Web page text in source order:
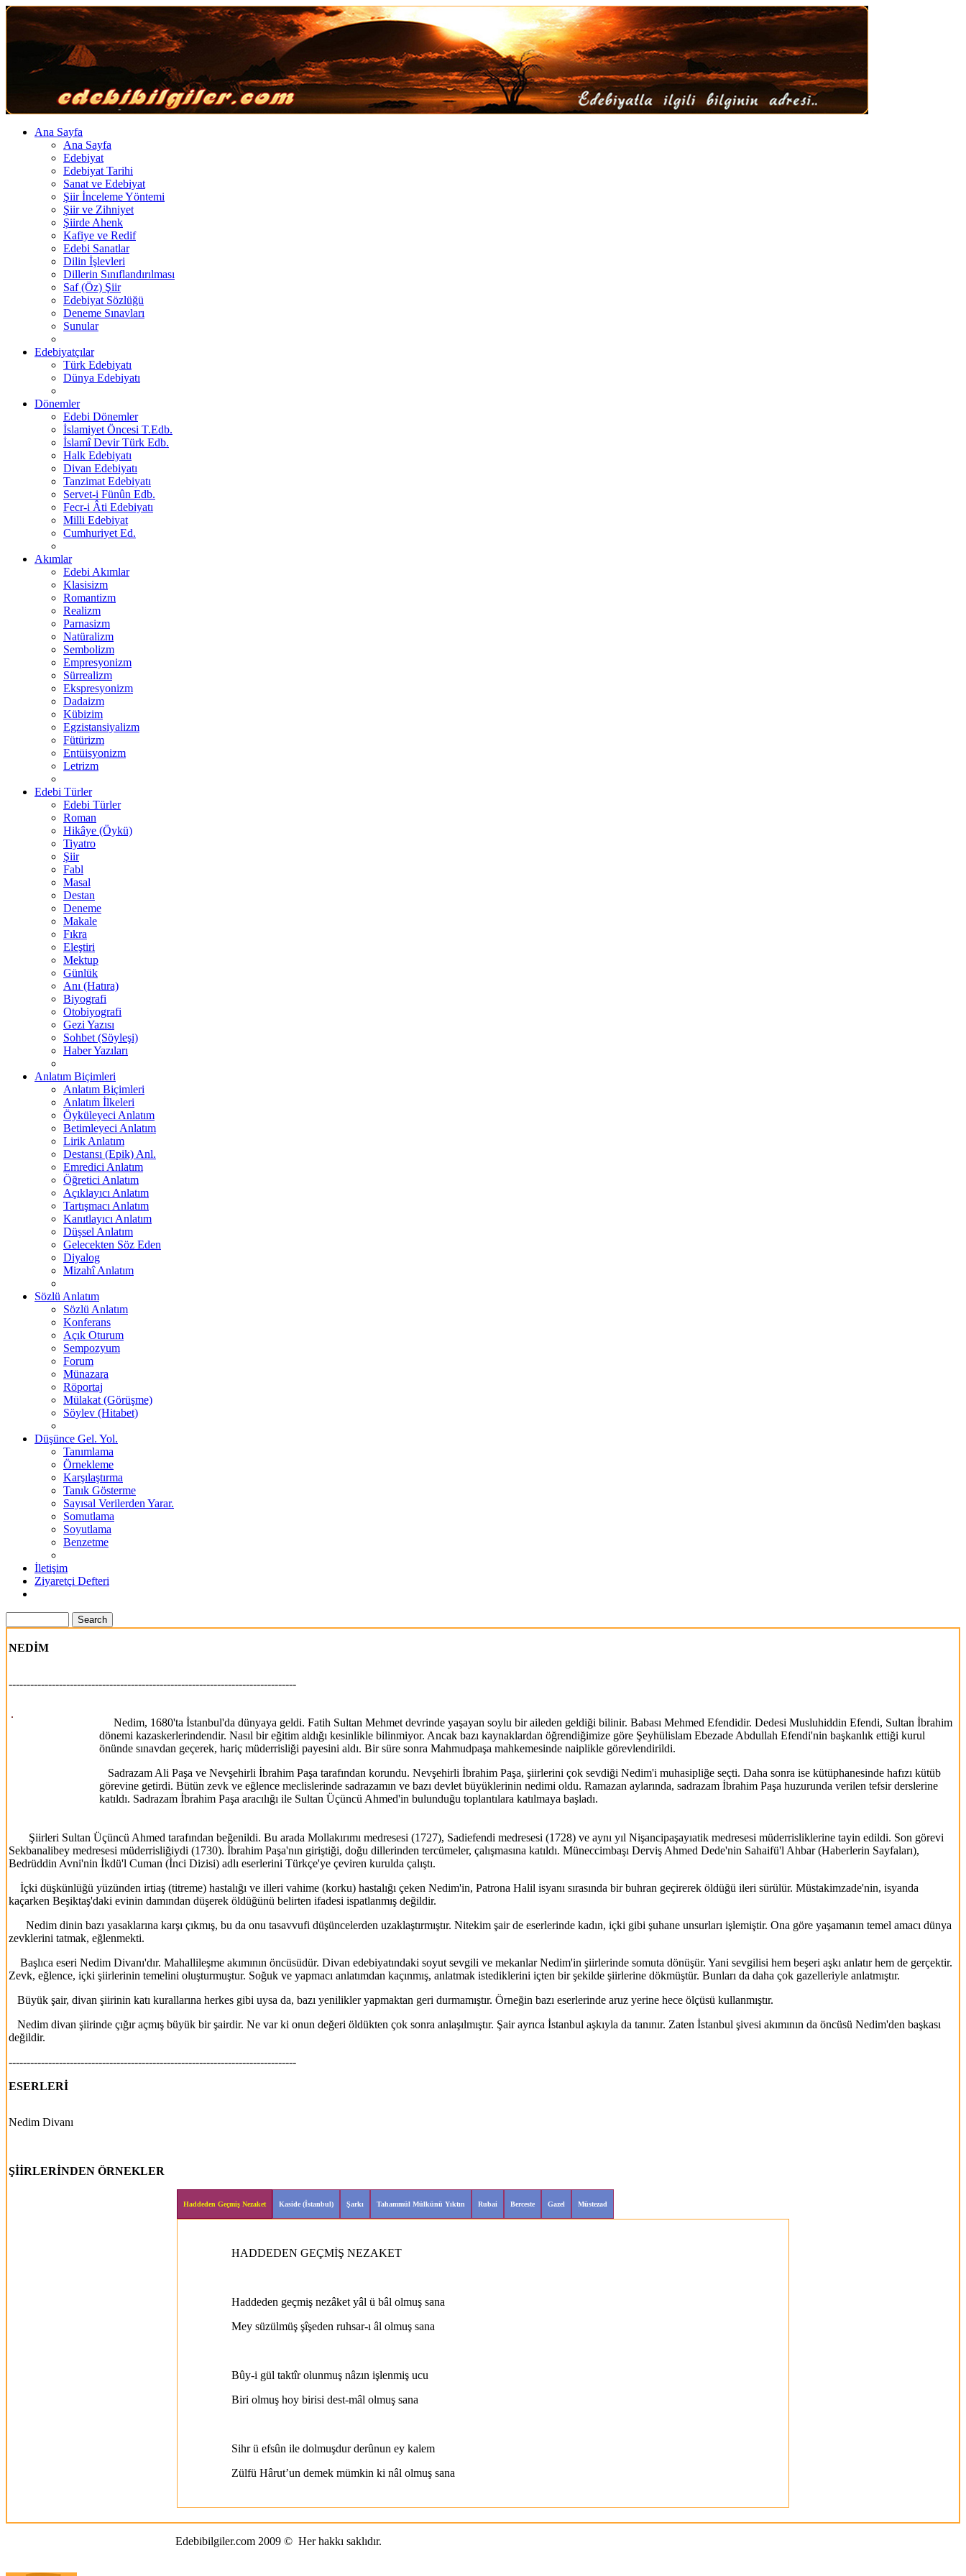
Ana Sayfa
Ana Sayfa
Edebiyat
Edebiyat Tarihi
Sanat ve Edebiyat
Şiir İnceleme Yöntemi
Şiir ve Zihniyet
Şiirde Ahenk
Kafiye ve Redif
Edebi Sanatlar
Dilin İşlevleri
Dillerin Sınıflandırılması
Saf (Öz) Şiir
Edebiyat Sözlüğü
Deneme Sınavları
Sunular
Edebiyatçılar
Türk Edebiyatı
Dünya Edebiyatı
Dönemler
Edebi Dönemler
İslamiyet Öncesi T.Edb.
İslamî Devir Türk Edb.
Halk Edebiyatı
Divan Edebiyatı
Tanzimat Edebiyatı
Servet-i Fünûn Edb.
Fecr-i Âti Edebiyatı
Milli Edebiyat
Cumhuriyet Ed.
Akımlar
Edebi Akımlar
Klasisizm
Romantizm
Realizm
Parnasizm
Natüralizm
Sembolizm
Empresyonizm
Sürrealizm
Ekspresyonizm
Dadaizm
Kübizim
Egzistansiyalizm
Fütürizm
Entüisyonizm
Letrizm
Edebi Türler
Edebi Türler
Roman
Hikâye (Öykü)
Tiyatro
Şiir
Fabl
Masal
Destan
Deneme
Makale
Fıkra
Eleştiri
Mektup
Günlük
Anı (Hatıra)
Biyografi
Otobiyografi
Gezi Yazısı
Sohbet (Söyleşi)
Haber Yazıları
Anlatım Biçimleri
Anlatım Biçimleri
Anlatım İlkeleri
Öyküleyeci Anlatım
Betimleyeci Anlatım
Lirik Anlatım
Destansı (Epik) Anl.
Emredici Anlatım
Öğretici Anlatım
Açıklayıcı Anlatım
Tartışmacı Anlatım
Kanıtlayıcı Anlatım
Düşsel Anlatım
Gelecekten Söz Eden
Diyalog
Mizahî Anlatım
Sözlü Anlatım
Sözlü Anlatım
Konferans
Açık Oturum
Sempozyum
Forum
Münazara
Röportaj
Mülakat (Görüşme)
Söylev (Hitabet)
Düşünce Gel. Yol.
Tanımlama
Örnekleme
Karşılaştırma
Tanık Gösterme
Sayısal Verilerden Yarar.
Somutlama
Soyutlama
Benzetme
İletişim
Ziyaretçi Defteri
NEDİM
--------------------------------------------------------------------------------
Nedim, 1680'ta İstanbul'da dünyaya geldi. Fatih Sultan Mehmet devrinde yaşayan soylu bir aileden geldiği bilinir. Babası Mehmed Efendidir. Dedesi Musluhiddin Efendi, Sultan İbrahim
dönemi kazaskerlerindendir. Nasıl bir eğitim aldığı kesinlikle bilinmiyor. Ancak bazı kaynaklardan öğrendiğimize göre Şeyhülislam Ebezade Abdullah Efendi'nin başkanlık ettiği kurul
önünde sınavdan geçerek, hariç müderrisliği payesini aldı. Bir süre sonra Mahmudpaşa mahkemesinde naiplikle görevlendirildi.
Sadrazam Ali Paşa ve Nevşehirli İbrahim Paşa tarafından korundu. Nevşehirli İbrahim Paşa, şiirlerini çok sevdiği Nedim'i muhasipliğe seçti. Daha sonra ise kütüphanesinde hafızı kütüb
görevine getirdi. Bütün zevk ve eğlence meclislerinde sadrazamın ve bazı devlet büyüklerinin nedimi oldu. Ramazan aylarında, sadrazam İbrahim Paşa huzurunda verilen tefsir derslerine
katıldı. Sadrazam İbrahim Paşa aracılığı ile Sultan Üçüncü Ahmed'in bulunduğu toplantılara katılmaya başladı.
Şiirleri Sultan Üçüncü Ahmed tarafından beğenildi. Bu arada Mollakırımı medresesi (1727), Sadiefendi medresesi (1728) ve aynı yıl Nişancipaşayıatik medresesi müderrisliklerine tayin edildi. Son görevi
Sekbanalibey medresesi müderrisliğiydi (1730). İbrahim Paşa'nın giriştiği, doğu dillerinden tercümeler, çalışmasına katıldı. Müneccimbaşı Derviş Ahmed Dede'nin Sahaifü'l Ahbar (Haberlerin Sayfaları),
Bedrüddin Avni'nin İkdü'l Cuman (İnci Dizisi) adlı eserlerini Türkçe'ye çeviren kurulda çalıştı.
İçki düşkünlüğü yüzünden irtiaş (titreme) hastalığı ve illeri vahime (korku) hastalığı çeken Nedim'in, Patrona Halil isyanı sırasında bir buhran geçirerek öldüğü ileri sürülür. Müstakimzade'nin, isyanda
kaçarken Beşiktaş'daki evinin damından düşerek öldüğünü belirten ifadesi ispatlanmış değildir.
Nedim dinin bazı yasaklarına karşı çıkmış, bu da onu tasavvufi düşüncelerden uzaklaştırmıştır. Nitekim şair de eserlerinde kadın, içki gibi şuhane unsurları işlemiştir. Ona göre yaşamanın temel amacı dünya
zevklerini tatmak, eğlenmekti.
Başlıca eseri Nedim Divanı'dır. Mahallileşme akımının öncüsüdür. Divan edebiyatındaki soyut sevgili ve mekanlar Nedim'in şiirlerinde somuta dönüşür. Yani sevgilisi hem beşeri aşkı anlatır hem de gerçektir.
Zevk, eğlence, içki şiirlerinin temelini oluşturmuştur. Soğuk ve yapmacı anlatımdan kaçınmış, anlatmak istediklerini içten bir şekilde şiirlerine dökmüştür. Bunları da daha çok gazelleriyle anlatmıştır.
Büyük şair, divan şiirinin katı kurallarına herkes gibi uysa da, bazı yenilikler yapmaktan geri durmamıştır. Örneğin bazı eserlerinde aruz yerine hece ölçüsü kullanmıştır.
Nedim divan şiirinde çığır açmış büyük bir şairdir. Ne var ki onun değeri öldükten çok sonra anlaşılmıştır. Şair ayrıca İstanbul aşkıyla da tanınır. Zaten İstanbul şivesi akımının da öncüsü Nedim'den başkası
değildir.
--------------------------------------------------------------------------------
ESERLERİ
Nedim Divanı
ŞİİRLERİNDEN ÖRNEKLER
Haddeden Geçmiş Nezaket Kaside (İstanbul) Şarkı Tahammül Mülkünü Yıktın Rubai Berceste Gazel Müstezad
HADDEDEN GEÇMİŞ NEZAKET
Haddeden geçmiş nezâket yâl ü bâl olmuş sana
Mey süzülmüş şîşeden ruhsar-ı âl olmuş sana
Bûy-i gül taktîr olunmuş nâzın işlenmiş ucu
Biri olmuş hoy birisi dest-mâl olmuş sana
Sihr ü efsûn ile dolmuşdur derûnun ey kalem
Zülfü Hârut’un demek mümkin ki nâl olmuş sana
Şöyle gird olmuş Firengistân birikmiş bir yere
Sonra gelmiş gûşe-i ebrûda hâl olmuş sana
Edebibilgiler.com 2009 © Her hakkı saklıdır.